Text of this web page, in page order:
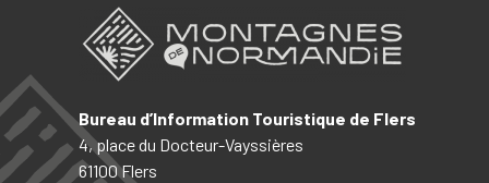
Bureau d’Information Touristique de Flers
4, place du Docteur-Vayssières
61100 Flers